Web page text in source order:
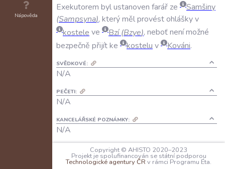
Nápověda
Exekutorem bylustanoven farář ze
Samšiny
(Sampsyna), kterýmělprovéstohláškyv
kostele ve Bzí(Bzye), neboťnenímožné
bezpečně přijítke kostelu v Kováni.
SVĚDKOVÉ:
N/A
PEČETI:
N/A
KANCELÁŘSKÉ POZNÁMKY:
N/A
latina
Copyright © AHISTO 2020–2023
Projekt je spolufinancován se státní podporou
Technologické agentury ČR v rámci Programu Éta.